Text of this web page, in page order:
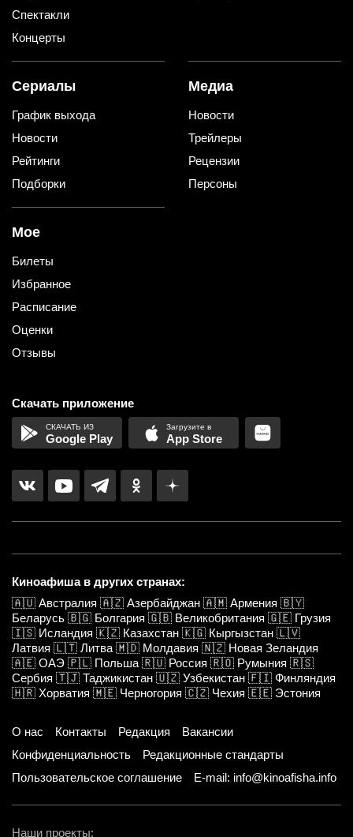
Спектакли
Концерты
Сериалы
График выхода
Новости
Рейтинги
Подборки
Медиа
Новости
Трейлеры
Рецензии
Персоны
Мое
Билеты
Избранное
Расписание
Оценки
Отзывы
Скачать приложение
Google Play App Store
Киноафиша в других странах:
🇦🇺 Австралия 🇦🇿 Азербайджан 🇦🇲 Армения 🇧🇾
Беларусь 🇧🇬 Болгария 🇬🇧 Великобритания 🇬🇪 Грузия
🇮🇸 Исландия 🇰🇿 Казахстан 🇰🇬 Кыргызстан 🇱🇻
Латвия 🇱🇹 Литва 🇲🇩 Молдавия 🇳🇿 Новая Зеландия
🇦🇪 ОАЭ 🇵🇱 Польша 🇷🇺 Россия 🇷🇴 Румыния 🇷🇸
Сербия 🇹🇯 Таджикистан 🇺🇿 Узбекистан 🇫🇮 Финляндия
🇭🇷 Хорватия 🇲🇪 Черногория 🇨🇿 Чехия 🇪🇪 Эстония
О нас Контакты Редакция
Вакансии
Конфиденциальность
Редакционные стандарты
Пользовательское соглашение
E-mail: info@kinoafisha.info
Наши проекты: